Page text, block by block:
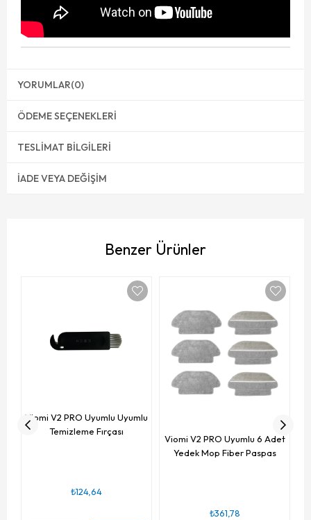
YORUMLAR(0)
ÖDEME SEÇENEKLERI
TESLIMAT BILGILERI
İADE VEYA DEĞIŞIM
Benzer Ürünler
Viomi V2 PRO Uyumlu Uyumlu
Temizleme Fırçası
₺124,64
Viomi V2 PRO Uyumlu 6 Adet
Yedek Mop Fiber Paspas
₺361,78